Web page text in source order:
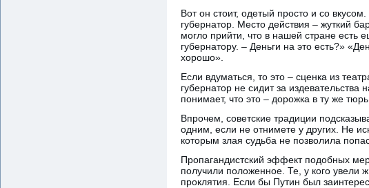
Вот он стоит, одетый просто и со
губернатор. Место действия – жуткий
могло прийти, что в нашей стране есть
губернатору. – Деньги на это есть?»
хорошо».
Если вдуматься, то это – сценка из
губернатор не сидит за
понимает, что это – дорожка в ту же
Впрочем, советские традиции
одним, если не отнимете у других. Не
которым злая судьба не позволила
Пропагандистский эффект подобных
получили положенное. Те, у кого увели
проклятия. Если бы Путин был